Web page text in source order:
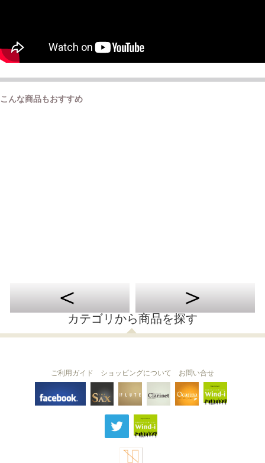
こんな商品もおすすめ
カテゴリから商品を探す
THE SAX The Clarinet
Ocarina
ご利用ガイド ショッピングについて お問い合せ